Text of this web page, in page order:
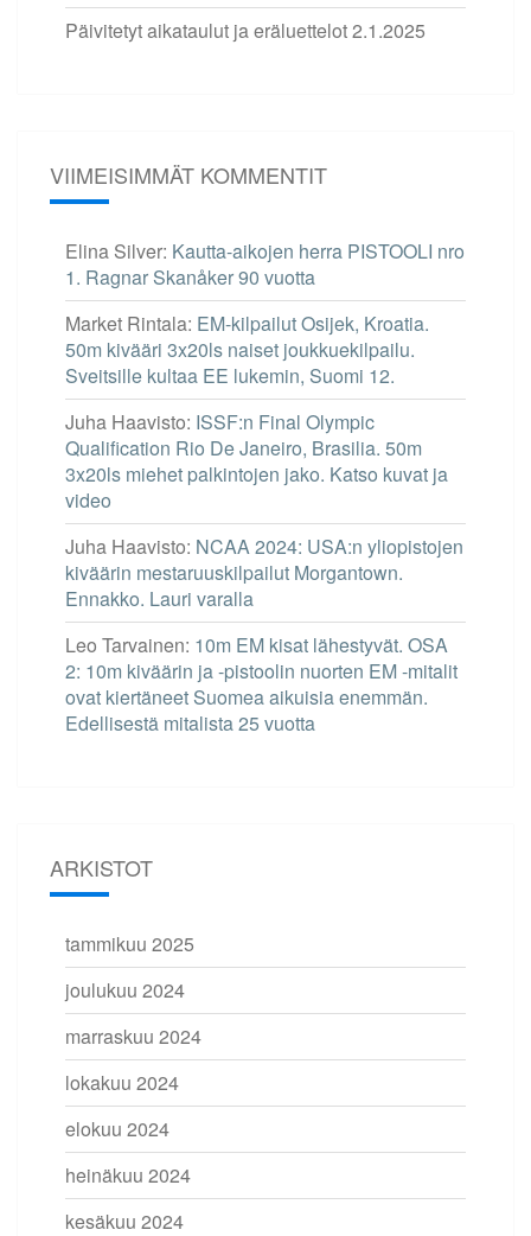
Päivitetyt aikataulut ja eräluettelot2.1.2025
VIIMEISIMMÄT KOMMENTIT
Elina Silver: Kautta-aikojen herra PISTOOLI nro
1. Ragnar Skanåker 90 vuotta
Market Rintala: EM-kilpailut Osijek, Kroatia.
50m kivääri 3x20ls naiset joukkuekilpailu.
Sveitsille kultaa EE lukemin, Suomi 12.
Juha Haavisto: ISSF:n Final Olympic
Qualification Rio De Janeiro, Brasilia. 50m
3x20ls miehet palkintojen jako. Katso kuvat ja
video
Juha Haavisto: NCAA 2024: USA:n yliopistojen
kiväärin mestaruuskilpailut Morgantown.
Ennakko. Lauri varalla
Leo Tarvainen: 10m EM kisat lähestyvät. OSA
2: 10m kiväärin ja -pistoolin nuorten EM -mitalit
ovat kiertäneet Suomea aikuisia enemmän.
Edellisestä mitalista 25 vuotta
ARKISTOT
tammikuu 2025
joulukuu 2024
marraskuu 2024
lokakuu 2024
elokuu 2024
heinäkuu 2024
kesäkuu 2024